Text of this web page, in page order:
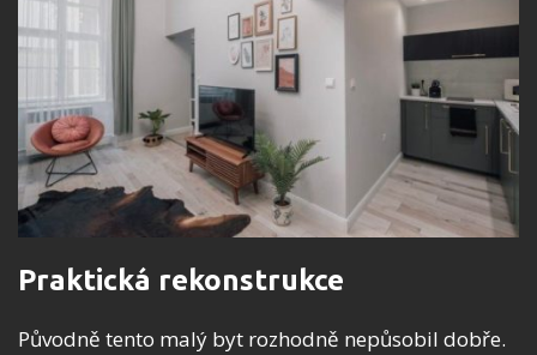
Praktická rekonstrukce
Původně tento malý byt rozhodně nepůsobil dobře.